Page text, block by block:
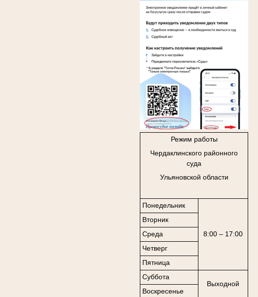
Режим работы
Чердаклинского районного
суда
Ульяновской области
Понедельник
8:00 – 17:00
Вторник
Среда
Четверг
Пятница
Суббота
Выходной
Воскресенье